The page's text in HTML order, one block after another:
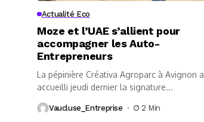
Actualité Eco
Moze et l’UAE s’allient pour
accompagner les Auto-
Entrepreneurs
La pépinière Créativa Agroparc à Avignon a
accueilli jeudi dernier la signature...
Vaucluse_Entreprise 2 Min